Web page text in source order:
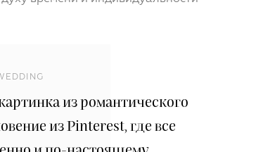
из романтического
из Pinterest, где все